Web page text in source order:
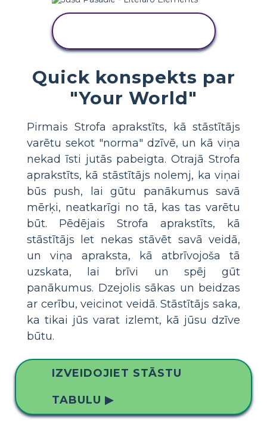
Quick konspekts par
"Your World"
Pirmais Strofa aprakstīts, kā stāstītājs
varētu sekot "norma" dzīvē, un kā viņa
nekad īsti jutās pabeigta. Otrajā Strofa
aprakstīts, kā stāstītājs nolemj, ka viņai
būs push, lai gūtu panākumus savā
mērķi, neatkarīgi no tā, kas tas varētu
būt. Pēdējais Strofa aprakstīts, kā
stāstītājs let nekas stāvēt savā veidā,
un viņa apraksta, kā atbrīvojoša tā
uzskata, lai brīvi un spēj gūt
panākumus. Dzejolis sākas un beidzas
ar cerību, veicinot veidā. Stāstītājs saka,
ka tikai jūs varat izlemt, kā jūsu dzīve
būtu.
IZVEIDOJIET STĀSTU
TABULU ▶